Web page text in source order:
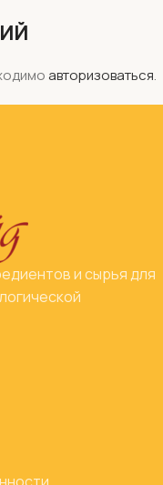
авторизоваться.
и сырья для